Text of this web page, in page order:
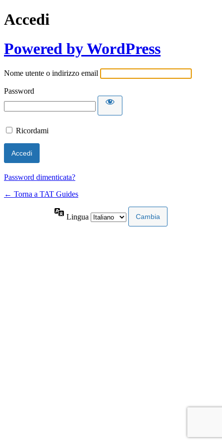
Accedi
Powered by WordPress
Nome utente o indirizzo email
Password
Ricordami
Password dimenticata?
← Torna a TAT Guides
Lingua